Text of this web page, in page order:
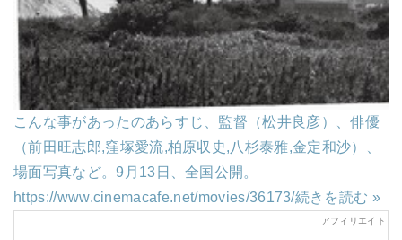
こんな事があったのあらすじ、監督（松井良彦）、俳優
（前田旺志郎,窪塚愛流,柏原収史,八杉泰雅,金定和沙）、
場面写真など。9月13日、全国公開。
https://www.cinemacafe.net/movies/36173/続きを読む »